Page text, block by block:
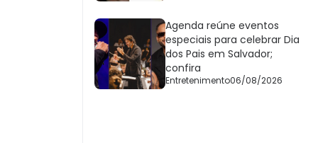
Agenda reúne eventos
especiais para celebrar Dia
dos Pais em Salvador;
confira
Entretenimento06/08/2026